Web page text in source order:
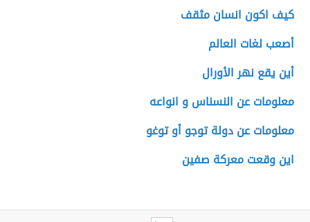
كيف اكون انسان مثقف
أصعب لغات العالم
أين يقع نهر الأورال
معلومات عن النسناس و انواعه
معلومات عن دولة توجو أو توغو
اين وقعت معركة صفين